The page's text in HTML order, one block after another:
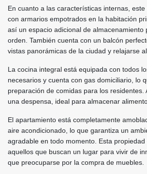
En cuanto a las características internas,
con armarios empotrados en la habitación
así un espacio adicional de almacenamiento
orden. También cuenta con un balcón
vistas panorámicas de la ciudad y relajarse
La cocina integral está equipada con todos
necesarios y cuenta con gas domiciliario, lo
preparación de comidas para los residentes.
una despensa, ideal para almacenar
El apartamiento está completamente
aire acondicionado, lo que garantiza un
agradable en todo momento. Esta
aquellos que buscan un lugar para vivir de
que preocuparse por la compra de muebles.